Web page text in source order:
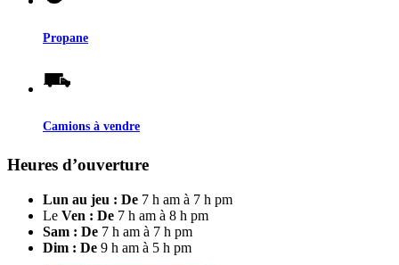
Propane
Camions à vendre
Heures d’ouverture
Lun au jeu : De 7 h am à 7 h pm
Le Ven : De 7 h am à 8 h pm
Sam : De 7 h am à 7 h pm
Dim : De 9 h am à 5 h pm